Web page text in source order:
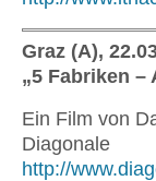
Graz (A),
„5 Fabriken –
Ein Film von
Diagonale
http://